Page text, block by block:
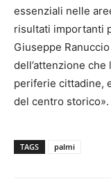
essenziali nelle
risultati importanti
Giuseppe
dell’attenzione
periferie cittadine,
del centro storico».
TAGS palmi